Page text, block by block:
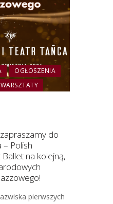
OGŁOSZENIA
WARSZTATY
do
– Polish
Ballet na kolejną,
pierwszych